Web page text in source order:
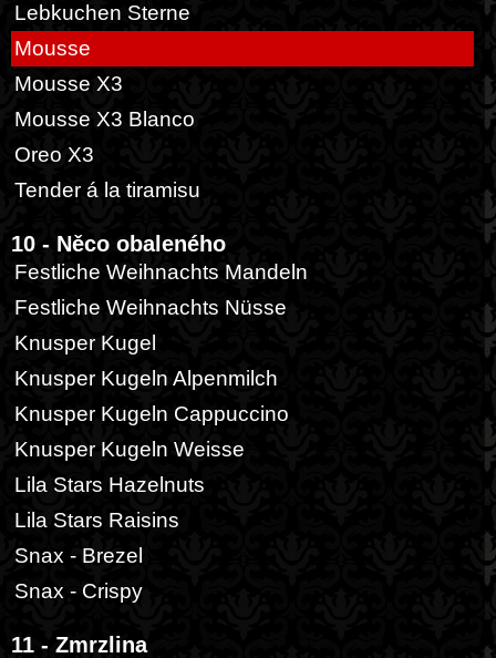
Lebkuchen Sterne
Mousse
Mousse X3
Mousse X3 Blanco
Oreo X3
Tender á la tiramisu
10 - Něco obaleného
Festliche Weihnachts Mandeln
Festliche Weihnachts Nüsse
Knusper Kugel
Knusper Kugeln Alpenmilch
Knusper Kugeln Cappuccino
Knusper Kugeln Weisse
Lila Stars Hazelnuts
Lila Stars Raisins
Snax - Brezel
Snax - Crispy
11 - Zmrzlina